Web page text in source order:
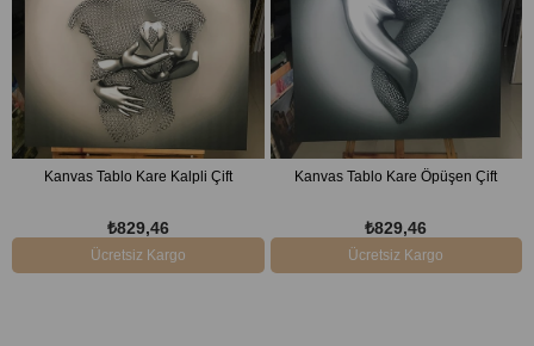
Kanvas Tablo Kare Kalpli Çift
₺829,46
Ücretsiz Kargo
Kanvas Tablo Kare Öpüşen Çift
₺829,46
Ücretsiz Kargo